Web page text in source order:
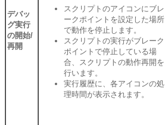
デバッ
グ実行
の開始/
再開
スクリプトのアイコンにブレ
ークポイントを設定した場所
で動作を停止します。
スクリプトの実行がブレーク
ポイントで停止している場
合、スクリプトの動作再開を
行います。
実行履歴に、各アイコンの処
理時間が表示されます。